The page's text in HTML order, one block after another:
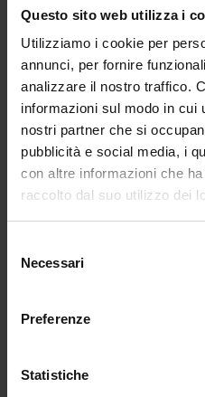
Questo sito web utilizza i
Utilizziamo i cookie per
annunci, per fornire
analizzare il nostro traffico.
informazioni sul modo in cui
nostri partner che si
pubblicità e social media, i
con altre informazioni che
raccolto dal suo utilizzo dei
delNecessari
Preferenze
Statistiche
di concorso A-23per i
titolo.
Lo stesso discorso
tutte le pratiche
Nello specifico, in
dispecializzazione
Titolo: Italiano L2:
2024
ottenere
la cattedra nella
l’insegnamento
un titolo curriculare